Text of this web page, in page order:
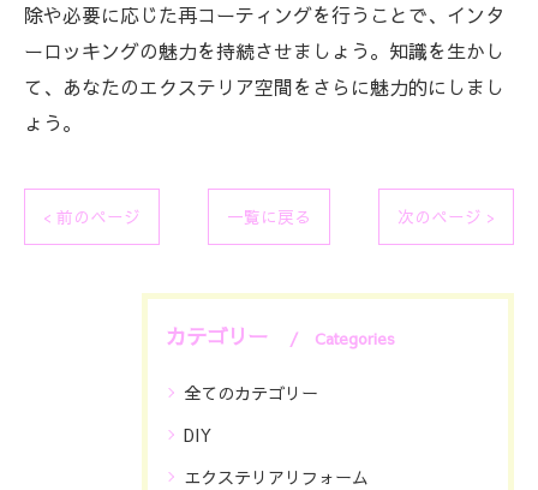
除や必要に応じた再コーティングを行うことで、インタ
ーロッキングの魅力を持続させましょう。知識を生かし
て、あなたのエクステリア空間をさらに魅力的にしまし
ょう。
< 前のページ 一覧に戻る 次のページ >
カテゴリー Categories
全てのカテゴリー
DIY
エクステリアリフォーム